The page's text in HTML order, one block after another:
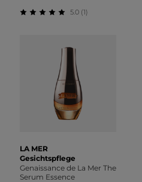
5.0 (1)
LA MER
Gesichtspflege
Genaissance de La Mer The
Serum Essence